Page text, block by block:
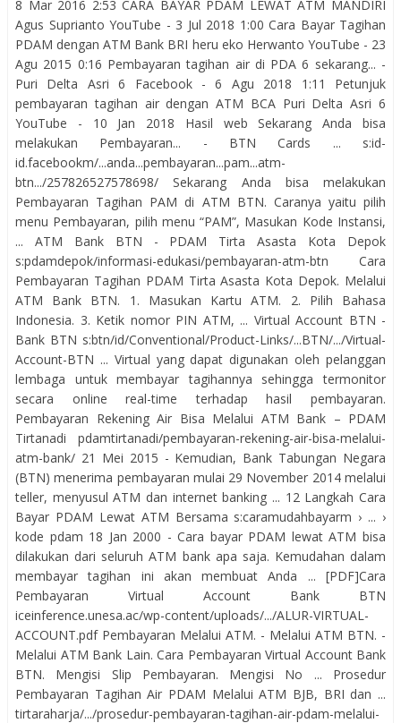
8 Mar 2016 2:53 CARA BAYAR PDAM LEWAT ATM MANDIRI
Agus Suprianto YouTube - 3 Jul 2018 1:00 Cara Bayar Tagihan
PDAM dengan ATM Bank BRI heru eko Herwanto YouTube - 23
Agu 2015 0:16 Pembayaran tagihan air di PDA 6 sekarang... -
Puri Delta Asri 6 Facebook - 6 Agu 2018 1:11 Petunjuk
pembayaran tagihan air dengan ATM BCA Puri Delta Asri 6
YouTube - 10 Jan 2018 Hasil web Sekarang Anda bisa
melakukan Pembayaran... - BTN Cards ... s:id-
id.facebookm/...anda...pembayaran...pam...atm-
btn.../257826527578698/ Sekarang Anda bisa melakukan
Pembayaran Tagihan PAM di ATM BTN. Caranya yaitu pilih
menu Pembayaran, pilih menu “PAM”, Masukan Kode Instansi,
... ATM Bank BTN - PDAM Tirta Asasta Kota Depok
s:pdamdepok/informasi-edukasi/pembayaran-atm-btn Cara
Pembayaran Tagihan PDAM Tirta Asasta Kota Depok. Melalui
ATM Bank BTN. 1. Masukan Kartu ATM. 2. Pilih Bahasa
Indonesia. 3. Ketik nomor PIN ATM, ... Virtual Account BTN -
Bank BTN s:btn/id/Conventional/Product-Links/...BTN/.../Virtual-
Account-BTN ... Virtual yang dapat digunakan oleh pelanggan
lembaga untuk membayar tagihannya sehingga termonitor
secara online real-time terhadap hasil pembayaran.
Pembayaran Rekening Air Bisa Melalui ATM Bank – PDAM
Tirtanadi pdamtirtanadi/pembayaran-rekening-air-bisa-melalui-
atm-bank/ 21 Mei 2015 - Kemudian, Bank Tabungan Negara
(BTN) menerima pembayaran mulai 29 November 2014 melalui
teller, menyusul ATM dan internet banking ... 12 Langkah Cara
Bayar PDAM Lewat ATM Bersama s:caramudahbayarm › ... ›
kode pdam 18 Jan 2000 - Cara bayar PDAM lewat ATM bisa
dilakukan dari seluruh ATM bank apa saja. Kemudahan dalam
membayar tagihan ini akan membuat Anda ... [PDF]Cara
Pembayaran Virtual Account Bank BTN
iceinference.unesa.ac/wp-content/uploads/.../ALUR-VIRTUAL-
ACCOUNT.pdf Pembayaran Melalui ATM. - Melalui ATM BTN. -
Melalui ATM Bank Lain. Cara Pembayaran Virtual Account Bank
BTN. Mengisi Slip Pembayaran. Mengisi No ... Prosedur
Pembayaran Tagihan Air PDAM Melalui ATM BJB, BRI dan ...
tirtaraharja/.../prosedur-pembayaran-tagihan-air-pdam-melalui-